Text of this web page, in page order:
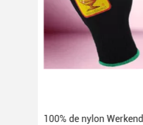
100% de nylon